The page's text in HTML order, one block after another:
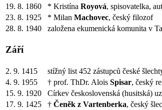
19. 8. 1860
* Kristína Royová, spisovatelka,
23. 8. 1925
* Milan Machovec, český filozof
28. 8. 1940
založena ekumenická komunita v
Září
2. 9. 1415
stížný list 452 zástupců české
4. 9. 1955
† prof. ThDr. Alois Spisar, český
15. 9. 1920
Církev československá (husitská)
17. 9. 1425
† Čeněk z Vartenberka, český